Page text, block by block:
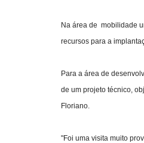
Na área de mobilidade
recursos para a
Para a área de
de um projeto técnico,
Floriano.
"Foi uma visita muito